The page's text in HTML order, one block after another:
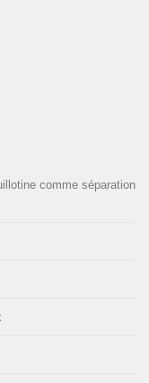
comme séparation